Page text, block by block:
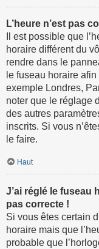
L’heure n’est pas
Il est possible que
horaire différent du
rendre dans le
le fuseau horaire
exemple Londres,
noter que le réglage
des autres
inscrits. Si vous
le faire.
Haut
J’ai réglé le fuseau
pas correcte !
Si vous êtes certain
horaire mais que
probable que